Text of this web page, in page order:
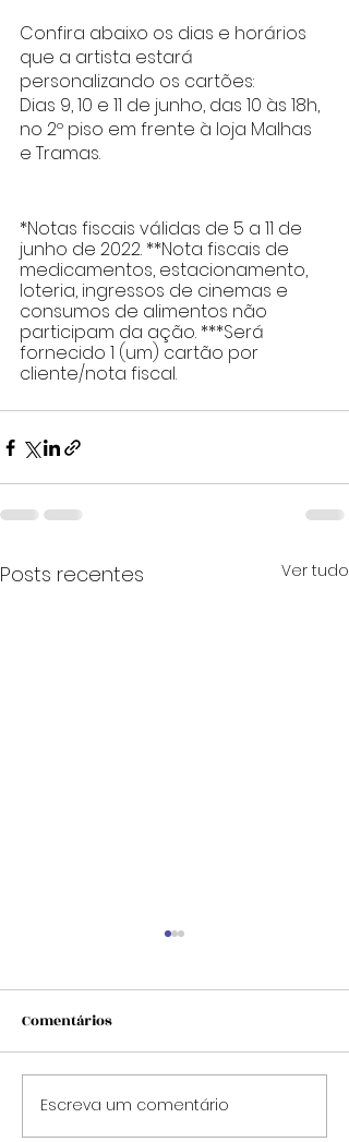
Confira abaixo os dias e horários
que a artista estará
personalizando os cartões:
Dias 9, 10 e 11 de junho, das 10 às 18h,
no 2º piso em frente à loja Malhas
e Tramas.
*Notas fiscais válidas de 5 a 11 de
junho de 2022. **Nota fiscais de
medicamentos, estacionamento,
loteria, ingressos de cinemas e
consumos de alimentos não
participam da ação. ***Será
fornecido 1 (um) cartão por
cliente/nota fiscal.
Posts recentes Ver tudo
CONFIRA OS CLIENTES
Comentários
Escreva um comentário